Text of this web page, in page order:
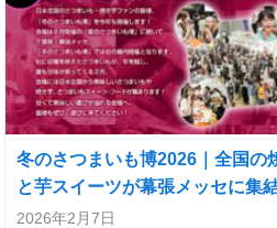
冬のさつまいも博2026｜全国の
と芋スイーツが幕張メッセに集
2026年2月7日